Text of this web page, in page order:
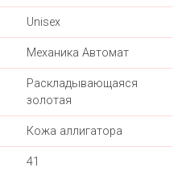
Unisex
Механика Автомат
Раскладывающаяся
золотая
Кожа аллигатора
41